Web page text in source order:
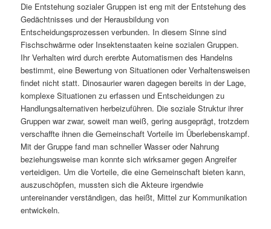
Die Entstehung sozialer Gruppen ist eng mit der Entstehung des
Gedächtnisses und der Herausbildung von
Entscheidungsprozessen verbunden. In diesem Sinne sind
Fischschwärme oder Insektenstaaten keine sozialen Gruppen.
Ihr Verhalten wird durch ererbte Automatismen des Handelns
bestimmt, eine Bewertung von Situationen oder Verhaltensweisen
findet nicht statt. Dinosaurier waren dagegen bereits in der Lage,
komplexe Situationen zu erfassen und Entscheidungen zu
Handlungsalternativen herbeizuführen. Die soziale Struktur ihrer
Gruppen war zwar, soweit man weiß, gering ausgeprägt, trotzdem
verschaffte ihnen die Gemeinschaft Vorteile im Überlebenskampf.
Mit der Gruppe fand man schneller Wasser oder Nahrung
beziehungsweise man konnte sich wirksamer gegen Angreifer
verteidigen. Um die Vorteile, die eine Gemeinschaft bieten kann,
auszuschöpfen, mussten sich die Akteure irgendwie
untereinander verständigen, das heißt, Mittel zur Kommunikation
entwickeln.